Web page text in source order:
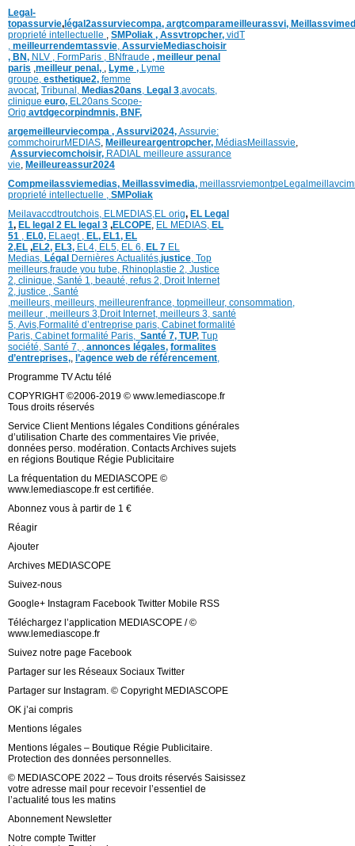
Legal-
topassurvie,légal2assurviecompa, argtcomparameilleurassvi,
proprieté intellectuelle
SMPoliak , Assvtropcher, vidT
meilleurrendemtassvie AssurvieMediaschoisir
, BN, NLV , FormParis , BNfraude , meilleur penal
paris meilleur penal, Lyme , Lyme
groupe, esthetique2, femme
avocat, Tribunal, Medias20ans Legal 3 avocats,
clinique euro, EL20ans Scope-
Orig avtdgecorpindmnis, BNF,
argemeilleurviecompa , Assurvi2024, Assurvie:
commchoirurMEDIAS Meilleureargentropcher, MédiasMeillassvie
Assurviecomchoisir, RADIAL meilleure assurance
vie Meilleureassur2024
Compmeilassviemedias, Meillassvimedia, meillassrviemontpe
proprieté intellectuelle
SMPoliak
Meilavaccdtroutchois, ELMEDIAS, EL orig, EL Legal
1, EL legal 2 EL legal 3 ,ELCOPE EL MEDIAS, EL
51
EL0, ELaegt , EL, EL1, EL
2,EL ,EL2, EL3, EL4, EL5, EL 6, EL 7 EL
Medias, Légal Dernières Actualités, justice Top
meilleurs fraude you tube Rhinoplastie 2 Justice
2 clinique Santé 1 , beauté, refus 2 Droit Internet
2 justice , Santé
meilleurs meilleurs meilleurenfrance, topmeilleur, consommation
meilleur , meilleurs 3, Droit Internet, meilleurs 3, santé
5, Avis Formalité d’entreprise paris, Cabinet formalité
Paris, Cabinet formalité Paris, Santé 7, TUP, Tup
société, Santé 7 annonces légales, formalites
d’entreprises, l’agence web de référencement
Programme TV Actu télé
COPYRIGHT ©2006-2019 © www.lemediascope.fr
Tous droits réservés
Service Client Mentions légales Conditions générales
d’utilisation Charte des commentaires Vie privée,
données perso. modération. Contacts Archives sujets
en régions Boutique Régie Publicitaire
La fréquentation du MEDIASCOPE ©
www.lemediascope.fr est certifiée.
Abonnez vous à partir de 1 €
Réagir
Ajouter
Archives MEDIASCOPE
Suivez-nous
Google+ Instagram Facebook Twitter Mobile RSS
Téléchargez l’application MEDIASCOPE / ©
www.lemediascope.fr
Suivez notre page Facebook
Partager sur les Réseaux Sociaux Twitter
Partager sur Instagram. © Copyright MEDIASCOPE
OK j’ai compris
Mentions légales
Mentions légales – Boutique Régie Publicitaire.
Protection des données personnelles.
© MEDIASCOPE 2022 – Tous droits réservés Saisissez
votre adresse mail pour recevoir l’essentiel de
l’actualité tous les matins
Abonnement Newsletter
Notre compte Twitter